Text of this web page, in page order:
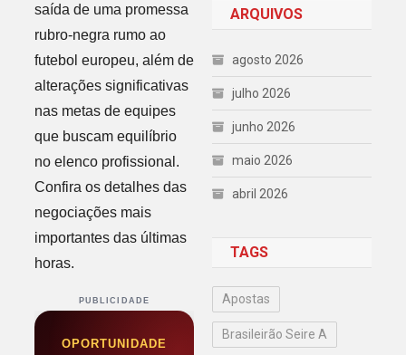
saída de uma promessa
rubro-negra rumo ao
futebol europeu, além de
alterações significativas
nas metas de equipes
que buscam equilíbrio
no elenco profissional.
Confira os detalhes das
negociações mais
importantes das últimas
horas.
PUBLICIDADE
OPORTUNIDADE
ARQUIVOS
agosto 2026
julho 2026
junho 2026
maio 2026
abril 2026
TAGS
Apostas
Brasileirão Seire A